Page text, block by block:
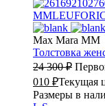
Max Mara MM
Толстовка
24 300₽
010 ₽Текущая
Размеры в